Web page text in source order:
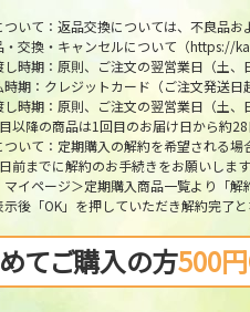
いて：返品交換については、不良品お
・交換・キャンセルについて（https://
時期：原則、ご注文の翌営業日（土、
期：クレジットカード（ご注文発送
時期：原則、ご注文の翌営業日（土、
以降の商品は1回目のお届け日から約28
いて：定期購入の解約を希望される
前までに解約のお手続きをお願いします
マイページ＞定期購入商品一覧より「
示後「OK」を押していただき解約完了と
てご購入の方500